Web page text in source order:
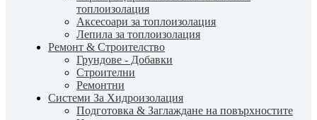
топлоизолация
Аксесоари за топлоизолация
Лепила за топлоизолация
Ремонт & Строителство
Грундове - Добавки
Строителни
Ремонтни
Системи За Хидроизолация
Подготовка & Заглаждане на повърхностите